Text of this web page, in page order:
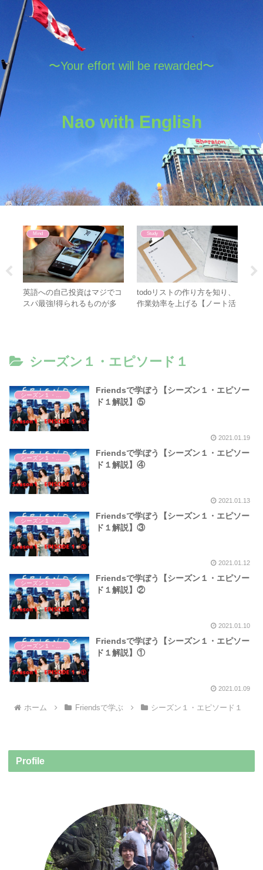
〜Your effort will be rewarded〜
Nao with English
Mind
英語への自己投資はマジでコ
スパ最強!得られるものが多
Study
todoリストの作り方を知り、
作業効率を上げる【ノート活
シーズン１・エピソード１
Friendsで学ぼう【シーズン１・エピソー
ド１解説】⑤
2021.01.19
Friendsで学ぼう【シーズン１・エピソー
ド１解説】④
2021.01.13
Friendsで学ぼう【シーズン１・エピソー
ド１解説】③
2021.01.12
シーズン１・エピソード１
Friendsで学ぼう【シーズン１・エピソー
ド１解説】②
2021.01.10
Friendsで学ぼう【シーズン１・エピソー
ド１解説】①
2021.01.09
ホーム Friendsで学ぶ シーズン１・エピソード１
Profile